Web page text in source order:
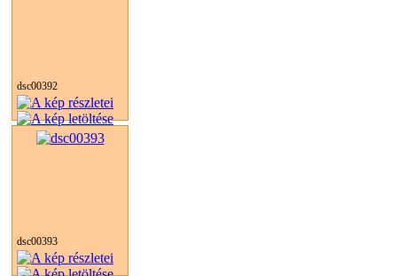
dsc00392
dsc00393